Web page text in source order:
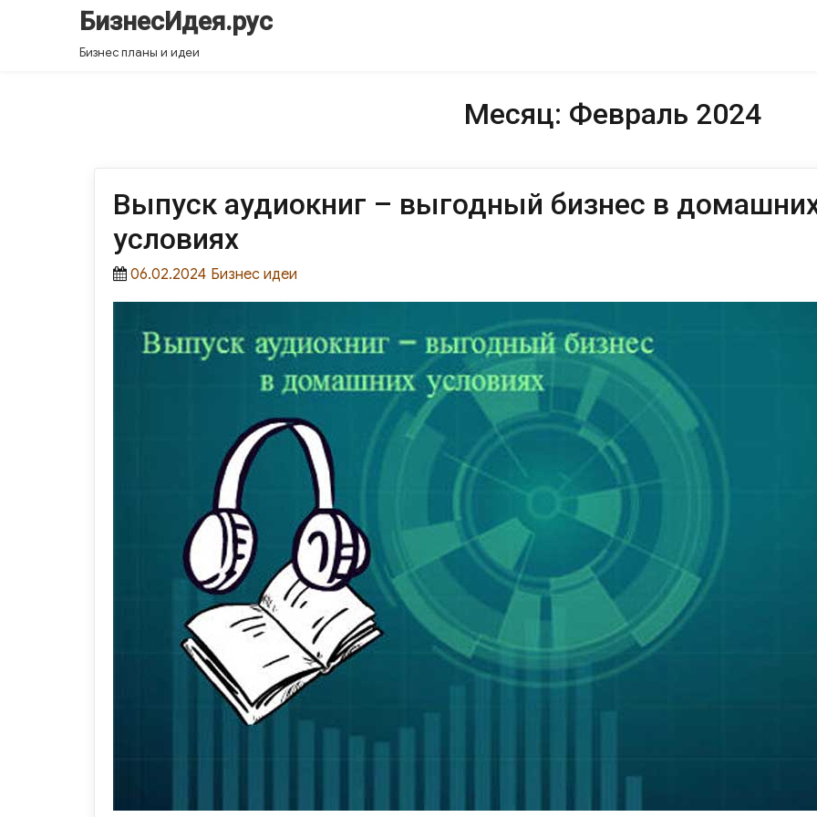
БизнесИдея.рус
Бизнес планы и идеи
Месяц: Февраль 2024
Выпуск аудиокниг – выгодный бизнес в
условиях
Posted
on
06.02.2024 Categories
Бизнес идеи